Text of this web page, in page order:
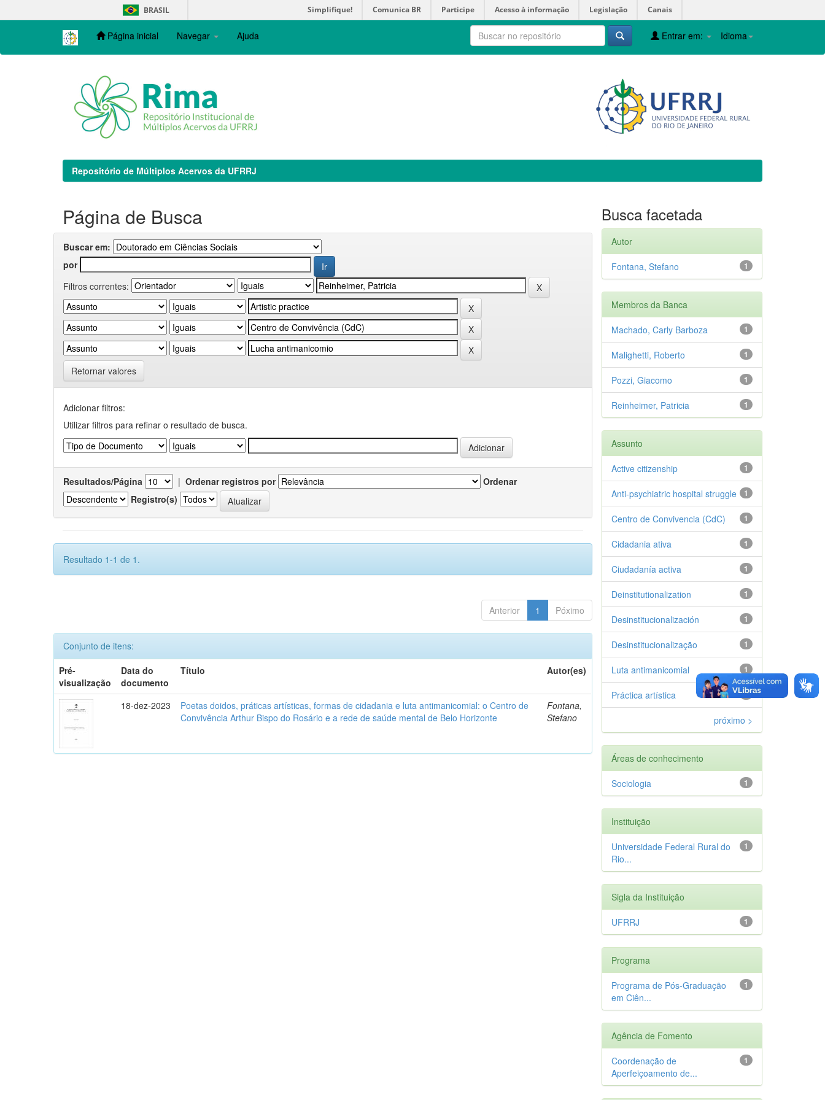
navigation
BRASIL Simplifique! Comunica BR Participe Acesso à informação Legislação Canais
Página inicial Navegar Ajuda Idioma
Entrar em:
Repositório de Múltiplos Acervos da UFRRJ
Página de Busca
Buscar em:
por
Filtros correntes:
Retornar valores
Adicionar filtros:
Utilizar filtros para refinar o resultado de busca.
Resultados/Página | Ordenar registros por
Ordenar
Registro(s)
Resultado 1-1 de 1.
Anterior 1 Póximo
Conjunto de itens:
Pré-
visualização
Data do
documento
Título Autor(es)
18-dez-2023
Poetas doidos, práticas artísticas, formas de cidadania e luta antimanicomial: o Centro de
Convivência Arthur Bispo do Rosário e a rede de saúde mental de Belo Horizonte
Fontana,
Stefano
Busca facetada
Autor
1
Fontana, Stefano
Membros da Banca
1
Machado, Carly Barboza
1
Malighetti, Roberto
1
Pozzi, Giacomo
1
Reinheimer, Patricia
Assunto
1
Active citizenship
1
Anti-psychiatric hospital struggle
1
Centro de Convivencia (CdC)
1
Cidadania ativa
1
Ciudadanía activa
1
Deinstitutionalization
1
Desinstitucionalización
1
Desinstitucionalização
1
Luta antimanicomial
1
Práctica artística
próximo >
Áreas de conhecimento
1
Sociologia
Instituição
1
Universidade Federal Rural do
Rio...
Sigla da Instituição
1
UFRRJ
Programa
1
Programa de Pós-Graduação
em Ciên...
Agência de Fomento
1
Coordenação de
Aperfeiçoamento de...